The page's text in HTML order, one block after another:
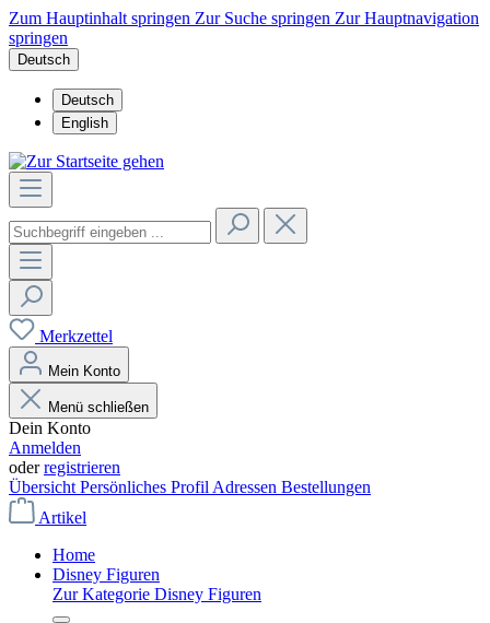
Zum Hauptinhalt springen Zur Suche springen Zur Hauptnavigation
springen
Deutsch
Deutsch
English
Merkzettel
Mein Konto
Menü schließen
Dein Konto
Anmelden
oderregistrieren
Übersicht Persönliches Profil Adressen Bestellungen
Artikel
Home
Disney Figuren
Zur Kategorie Disney Figuren